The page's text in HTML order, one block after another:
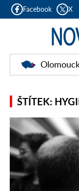
Facebook X
ŠTÍTEK: